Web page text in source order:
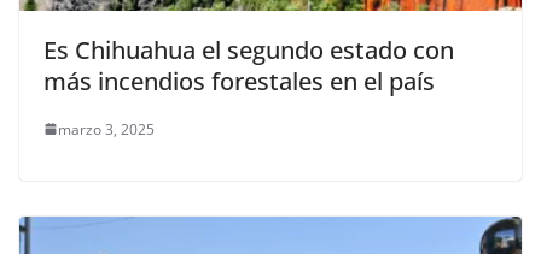
Es Chihuahua el segundo estado con
más incendios forestales en el país
marzo 3, 2025